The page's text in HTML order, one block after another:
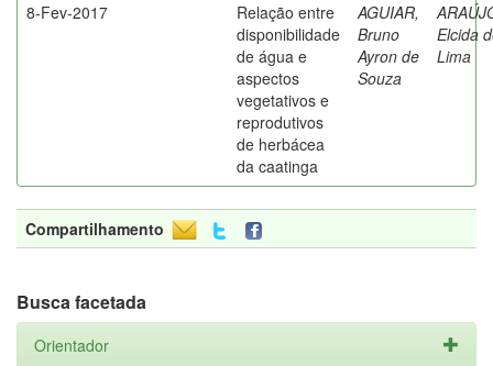
8-Fev-2017
Relação entre
disponibilidade
de água e
aspectos
vegetativos e
reprodutivos
de herbácea
da caatinga
AGUIAR,
Bruno
Ayron de
Souza
Elcida
Lima
Compartilhamento
Busca facetada
Orientador